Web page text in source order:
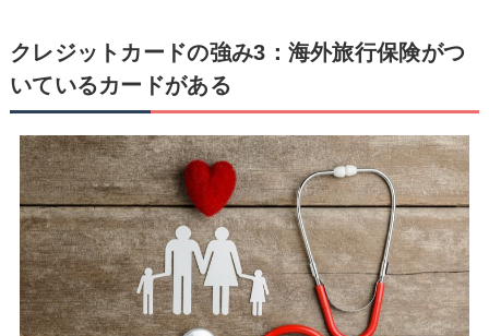
クレジットカードの強み3：海外旅行保険がつ
いているカードがある